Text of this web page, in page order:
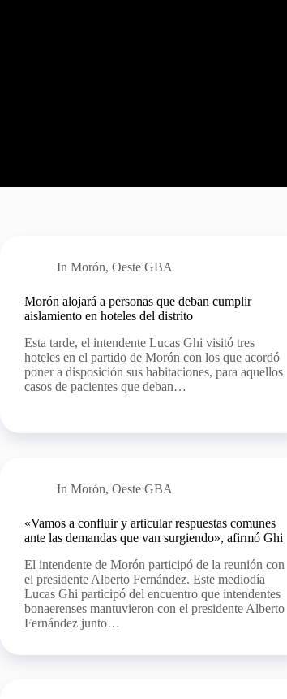
In Morón,Oeste GBA
Morón alojará a personas que deban cumplir
aislamiento en hoteles del distrito
Esta tarde, el intendente Lucas Ghi visitó tres
hoteles en el partido de Morón con los que acordó
poner a disposición sus habitaciones, para aquellos
casos de pacientes que deban…
In Morón,Oeste GBA
«Vamos a confluir y articular respuestas comunes
ante las demandas que van surgiendo», afirmó Ghi
El intendente de Morón participó de la reunión con
el presidente Alberto Fernández. Este mediodía
Lucas Ghi participó del encuentro que intendentes
bonaerenses mantuvieron con el presidente Alberto
Fernández junto…